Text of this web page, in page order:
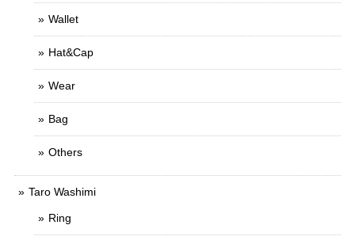
Wallet
Hat&Cap
Wear
Bag
Others
Taro Washimi
Ring